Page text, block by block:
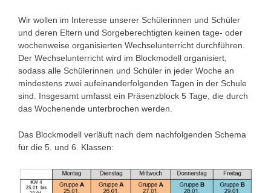
Wir wollen im Interesse unserer Schülerinnen und Schüler
und deren Eltern und Sorgeberechtigten keinen tage- oder
wochenweise organisierten Wechselunterricht durchführen.
Der Wechselunterricht wird im Blockmodell organisiert,
sodass alle Schülerinnen und Schüler in jeder Woche an
mindestens zwei aufeinanderfolgenden Tagen in der Schule
sind. Insgesamt umfasst ein Präsenzblock 5 Tage, die durch
das Wochenende unterbrochen werden.
Das Blockmodell verläuft nach dem nachfolgenden Schema
für die 5. und 6. Klassen: